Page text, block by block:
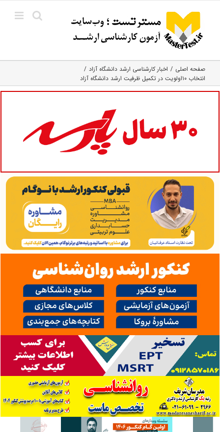
content
صفحه اصلی
اخبار کارشناسی ارشد دانشگاه آزاد
انتخاب ۱۰اولویت در تکمیل ظرفیت ارشد دانشگاه آزاد